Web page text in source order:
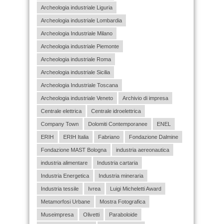
Archeologia industriale Liguria
Archeologia industriale Lombardia
Archeologia Industriale Milano
Archeologia industriale Piemonte
Archeologia industriale Roma
Archeologia industriale Sicilia
Archeologia Industriale Toscana
Archeologia industriale Veneto Archivio di impresa
Centrale elettrica Centrale idroelettrica
Company Town Dolomiti Contemporanee ENEL
ERIH ERIH Italia Fabriano Fondazione Dalmine
Fondazione MAST Bologna industria aereonautica
industria alimentare Industria cartaria
Industria Energetica Industria mineraria
Industria tessile Ivrea Luigi Micheletti Award
Metamorfosi Urbane Mostra Fotografica
Museimpresa Olivetti Paraboloide